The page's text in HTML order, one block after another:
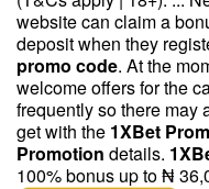
website can claim a
deposit when they
promo code. At the
welcome offers for the
frequently so there may
get with the 1XBet
Promotion details. 1
100% bonus up to ₦